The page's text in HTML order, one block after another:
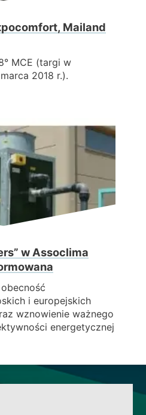
Mailand
MCE (targi w
2018 r.).
w Assoclima
i europejskich
wznowienie ważnego
energetycznej